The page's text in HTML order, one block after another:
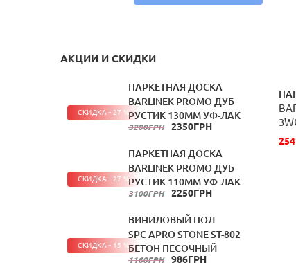
АКЦИИ И СКИДКИ
СКИДКА - 27 %
ПАРКЕТНАЯ ДОСКА
BARLINEK PROMO ДУБ
РУСТИК 130ММ УФ-ЛАК
3200ГРН 2350ГРН
СКИДКА - 27 %
ПАРКЕТНАЯ ДОСКА
BARLINEK PROMO ДУБ
РУСТИК 110ММ УФ-ЛАК
3100ГРН 2250ГРН
СКИДКА - 15 %
ВИНИЛОВЫЙ ПОЛ
SPC APRO STONE ST-802
БЕТОН ПЕСОЧНЫЙ
1160ГРН 986ГРН